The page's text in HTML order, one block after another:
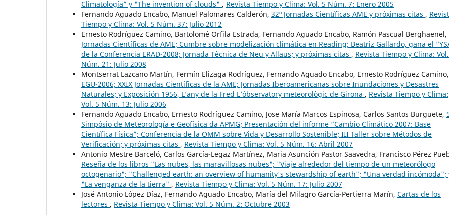
Climatología” y "The invention of clouds" , Revista Tiempo y Clima: Vol. 5 Núm. 7: Enero 2005
Fernando Aguado Encabo, Manuel Palomares Calderón, 32º Jornadas Científicas AME y próximas citas ,
Tiempo y Clima: Vol. 5 Núm. 37: Julio 2012
Ernesto Rodríguez Camino, Bartolomé Orfila Estrada, Fernando Aguado Encabo, Ramón Pascual Berghaenel,
Jornadas Científicas de AME; Cumbre sobre modelización climática en Reading; Beatriz Gallardo, gana el
de la Conferencia ERAD-2008; Jornada Tècnica de Neu y Allaus; y próximas citas , Revista Tiempo y Clima:
Núm. 21: Julio 2008
Montserrat Lazcano Martín, Fermín Elizaga Rodríguez, Fernando Aguado Encabo, Ernesto Rodríguez Camino,
EGU-2006; XXIX Jornadas Científicas de la AME; Jornadas Iberoamericanas sobre Inundaciones y Desastres
Naturales; y Exposición 1956, L’any de la Fred L’óbservatory meteorològic de Girona , Revista Tiempo y Clima:
Vol. 5 Núm. 13: Julio 2006
Fernando Aguado Encabo, Ernesto Rodríguez Camino, Jose María Marcos Espinosa, Carlos Santos Burguete,
Simpósio de Meteorología e Geofísica da APMG; Presentación del informe “Cambio Climático 2007: Base
Científica Física”; Conferencia de la OMM sobre Vida y Desarrollo Sostenible; III Taller sobre Métodos de
Verificación; y próximas citas , Revista Tiempo y Clima: Vol. 5 Núm. 16: Abril 2007
Antonio Mestre Barceló, Carlos García-Legaz Martínez, Maria Asunción Pastor Saavedra, Francisco Pérez
Reseña de los libros "Las nubes, las maravillosas nubes"; "Viaje alrededor del tiempo de un meteorólogo
octogenario"; "Challenged earth: an overview of humanity's stewardship of earth"; "Una verdad incómoda";
"La venganza de la tierra" , Revista Tiempo y Clima: Vol. 5 Núm. 17: Julio 2007
José Antonio López Díaz, Fernando Aguado Encabo, María del Milagro García-Pertierra Marín, Cartas de los
lectores , Revista Tiempo y Clima: Vol. 5 Núm. 2: Octubre 2003